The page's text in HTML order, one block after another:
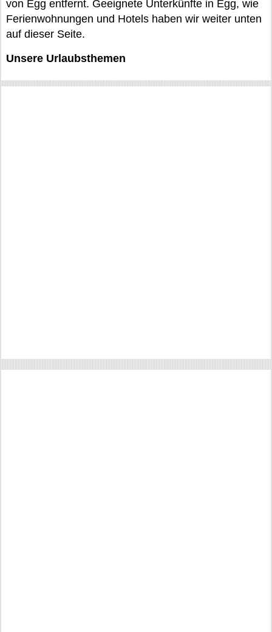
von Egg entfernt. Geeignete Unterkünfte in Egg, wie
Ferienwohnungen und Hotels haben wir weiter unten
auf dieser Seite.
Unsere Urlaubsthemen